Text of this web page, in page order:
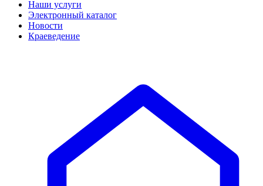
Наши услуги
Электронный каталог
Новости
Краеведение